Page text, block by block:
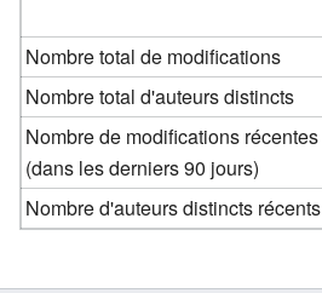
Nombre total de modifications
Nombre total d'auteurs distincts
Nombre de modifications récentes
(dans les derniers 90 jours)
Nombre d'auteurs distincts récents